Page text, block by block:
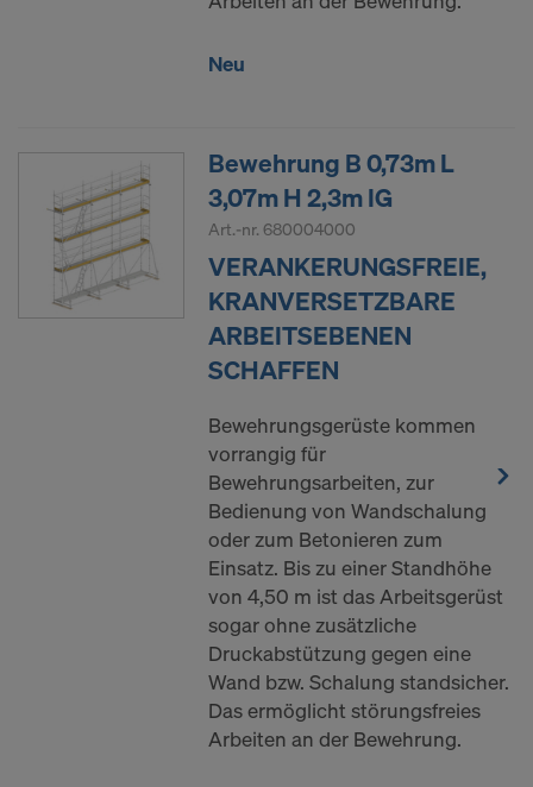
Neu
Bewehrung B 0,73m L
3,07m H 2,3m IG
Art.-nr. 680004000
VERANKERUNGSFREIE,
KRANVERSETZBARE
ARBEITSEBENEN
SCHAFFEN
Bewehrungsgerüste kommen
vorrangig für
Bewehrungsarbeiten, zur
Bedienung von Wandschalung
oder zum Betonieren zum
Einsatz. Bis zu einer Standhöhe
von 4,50 m ist das Arbeitsgerüst
sogar ohne zusätzliche
Druckabstützung gegen eine
Wand bzw. Schalung standsicher.
Das ermöglicht störungsfreies
Arbeiten an der Bewehrung.